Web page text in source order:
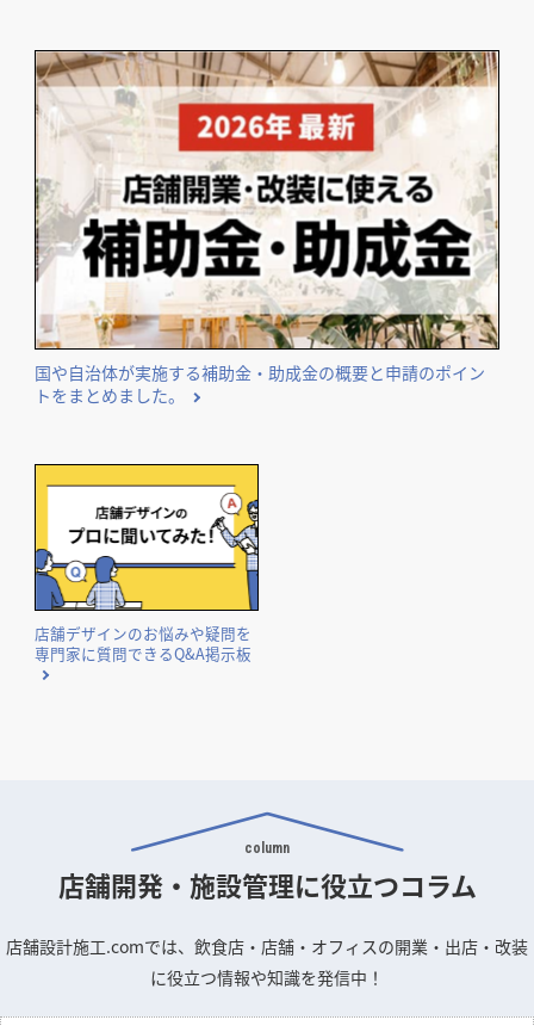
国や自治体が実施する補助金・助成金の概要と申請のポイン
トをまとめました。
店舗デザインのお悩みや疑問を
専門家に質問できるQ&A掲示板
column
店舗開発・施設管理に役立つコラム
店舗設計施工.comでは、飲食店・店舗・オフィスの開業・出店・改装
に役立つ情報や知識を発信中！